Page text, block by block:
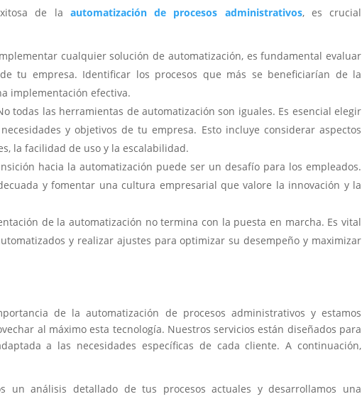
de la automatización de procesos administrativos, es crucial
cualquier solución de automatización, es fundamental evaluar
tu empresa. Identificar los procesos que más se beneficiarían de la
implementación efectiva.
todas las herramientas de automatización son iguales. Es esencial elegir
y objetivos de tu empresa. Esto incluye considerar aspectos
la facilidad de uso y la escalabilidad.
hacia la automatización puede ser un desafío para los empleados.
y fomentar una cultura empresarial que valore la innovación y la
de la automatización no termina con la puesta en marcha. Es vital
y realizar ajustes para optimizar su desempeño y maximizar
de la automatización de procesos administrativos y estamos
al máximo esta tecnología. Nuestros servicios están diseñados para
a las necesidades específicas de cada cliente. A continuación,
un análisis detallado de tus procesos actuales y desarrollamos una